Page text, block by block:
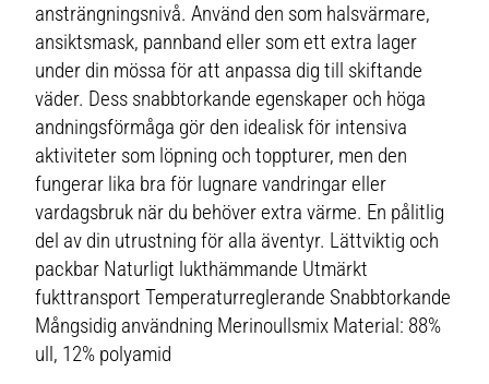
ansträngningsnivå. Använd den som halsvärmare,
ansiktsmask, pannband eller som ett extra lager
under din mössa för att anpassa dig till skiftande
väder. Dess snabbtorkande egenskaper och höga
andningsförmåga gör den idealisk för intensiva
aktiviteter som löpning och toppturer, men den
fungerar lika bra för lugnare vandringar eller
vardagsbruk när du behöver extra värme. En pålitlig
del av din utrustning för alla äventyr. Lättviktig och
packbar Naturligt lukthämmande Utmärkt
fukttransport Temperaturreglerande Snabbtorkande
Mångsidig användning Merinoullsmix Material: 88%
ull, 12% polyamid